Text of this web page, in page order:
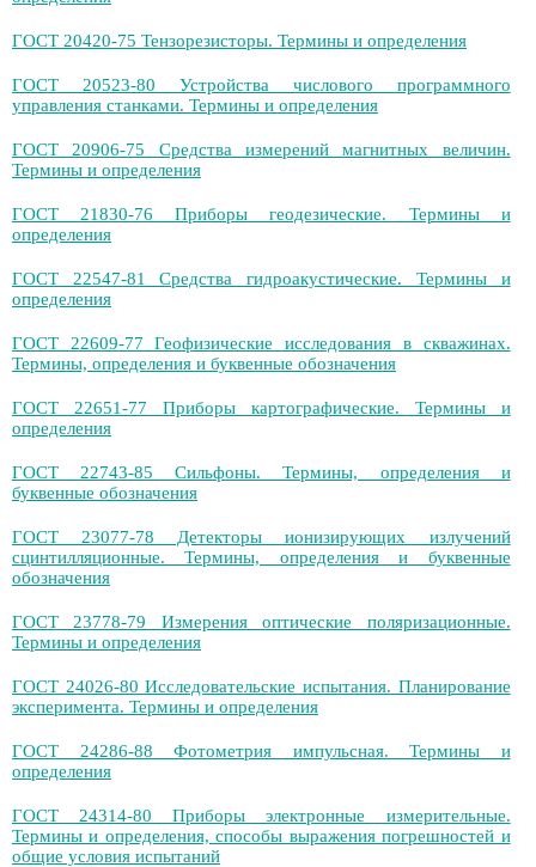
ГОСТ 20420-75 Тензорезисторы. Термины и определения
ГОСТ 20523-80 Устройства числового программного
управления станками. Термины и определения
ГОСТ 20906-75 Средства измерений магнитных величин.
Термины и определения
ГОСТ 21830-76 Приборы геодезические. Термины и
определения
ГОСТ 22547-81 Средства гидроакустические. Термины и
определения
ГОСТ 22609-77 Геофизические исследования в скважинах.
Термины, определения и буквенные обозначения
ГОСТ 22651-77 Приборы картографические. Термины и
определения
ГОСТ 22743-85 Сильфоны. Термины, определения и
буквенные обозначения
ГОСТ 23077-78 Детекторы ионизирующих излучений
сцинтилляционные. Термины, определения и буквенные
обозначения
ГОСТ 23778-79 Измерения оптические поляризационные.
Термины и определения
ГОСТ 24026-80 Исследовательские испытания. Планирование
эксперимента. Термины и определения
ГОСТ 24286-88 Фотометрия импульсная. Термины и
определения
ГОСТ 24314-80 Приборы электронные измерительные.
Термины и определения, способы выражения погрешностей и
общие условия испытаний